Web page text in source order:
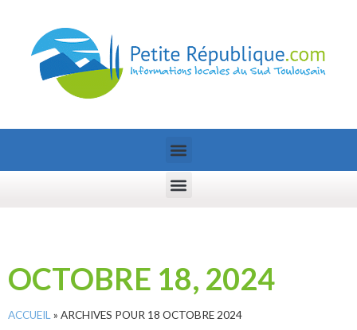
OCTOBRE 18, 2024
ACCUEIL » ARCHIVES POUR 18 OCTOBRE 2024